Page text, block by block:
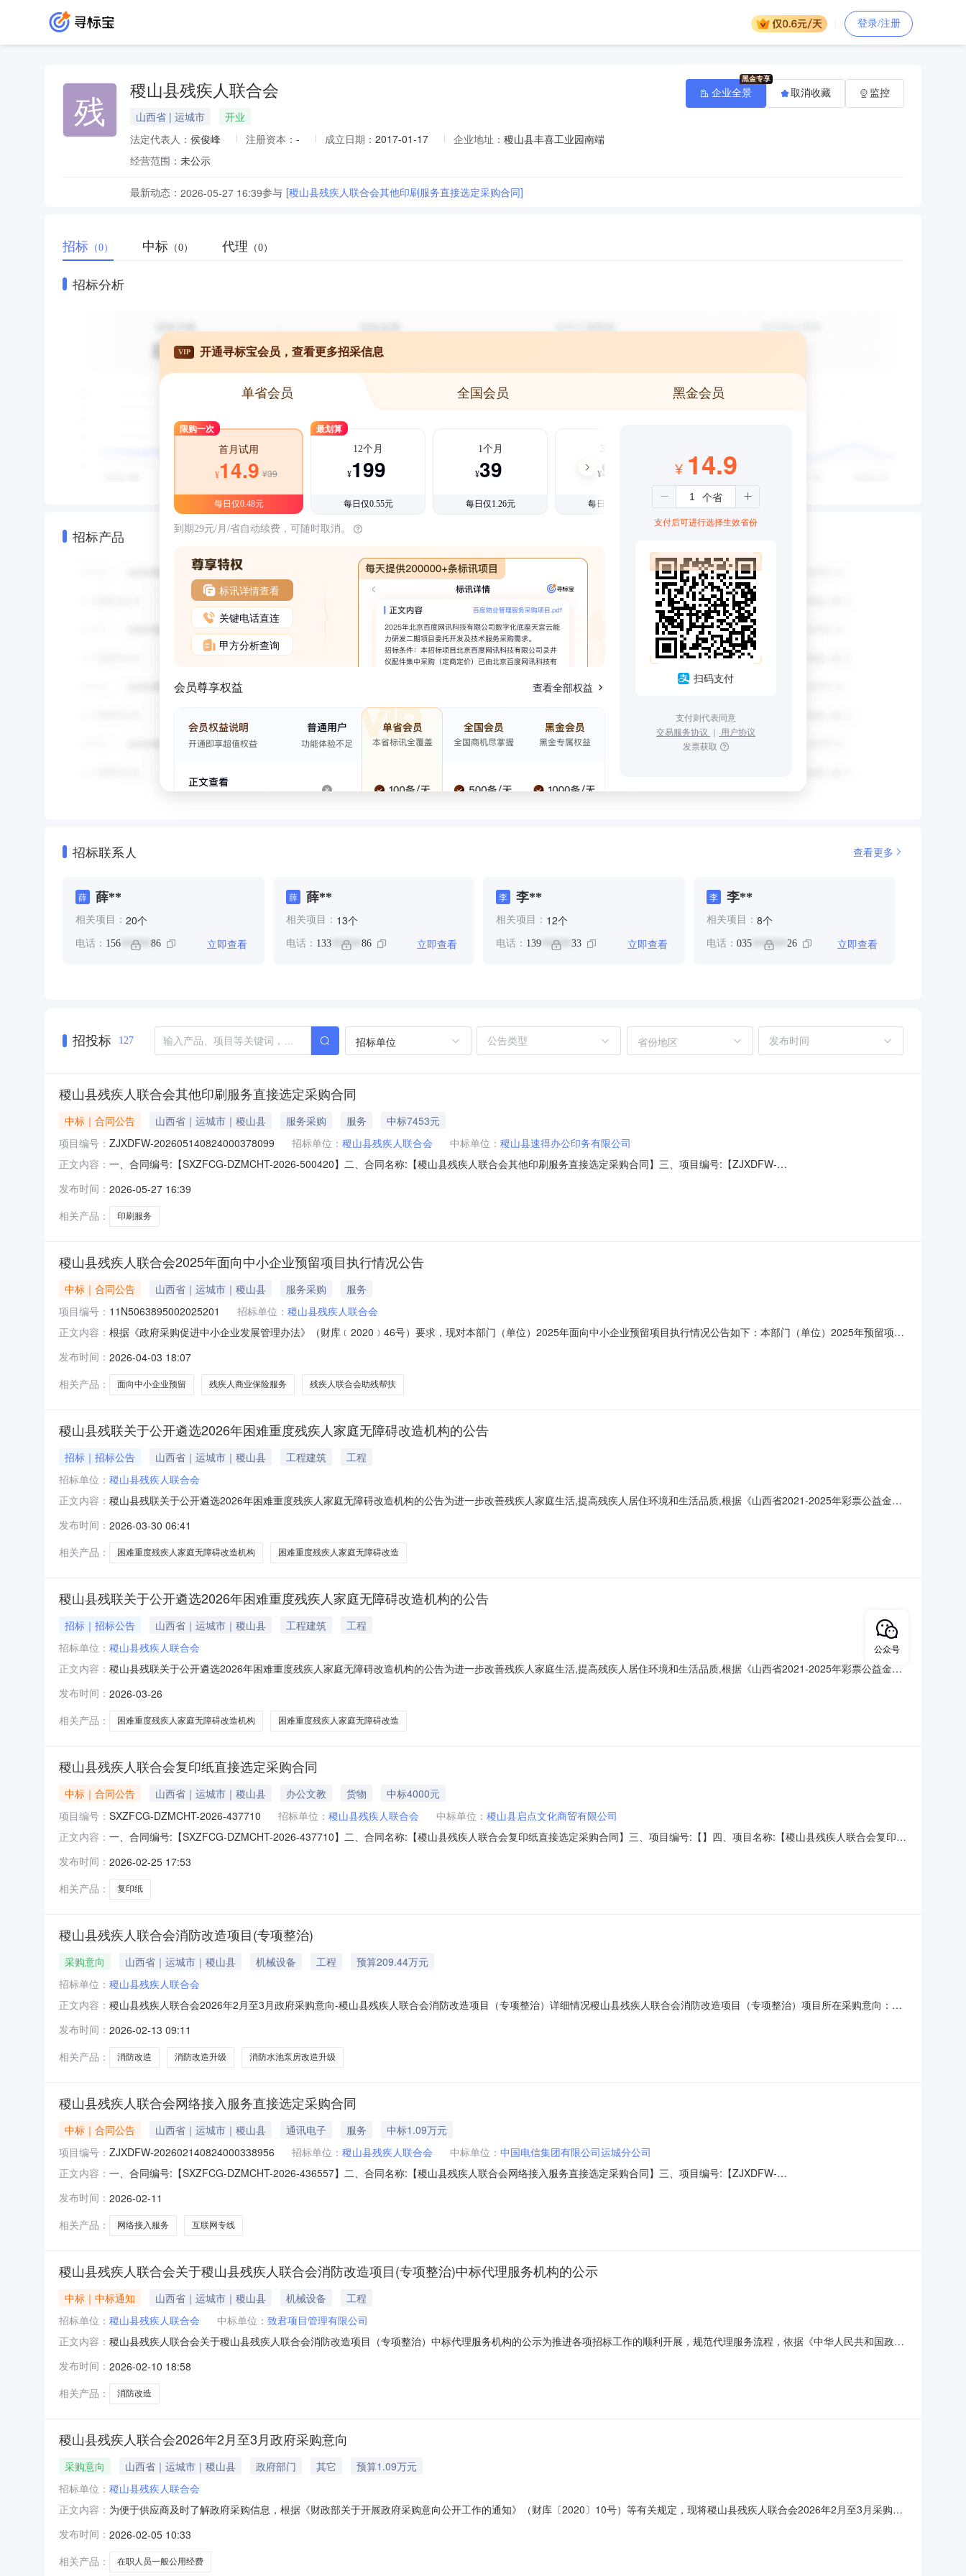
登录/注册
残 稷山县残疾人联合会
山西省 | 运城市
开业
法定代表人： 侯俊峰 注册资本： - 成立日期： 2017-01-17 企业地址： 稷山县丰喜工业园南端
经营范围： 未公示
最新动态： 2026-05-27 16:39参与 [稷山县残疾人联合会其他印刷服务直接选定采购合同]
企业全景 取消收藏 监控
招标 （0） 中标 （0） 代理 （0）
招标分析
招标产品
VIP 开通寻标宝会员，查看更多招采信息
单省会员 全国会员 黑金会员
限购一次
首月试用
¥14.9 ¥39
每日仅0.48元
最划算
12个月
¥199
每日仅0.55元
1个月
¥39
每日仅1.26元
3个月
¥99
每日仅1.08元
到期29元/月/省自动续费，可随时取消。
标讯详情查看
关键电话直连
甲方分析查询
会员尊享权益 查看全部权益
¥ 14.9
支付后可进行选择生效省份
扫码支付
支付则代表同意
交易服务协议 ｜ 用户协议
发票获取
招标联系人 查看更多
薛 薛**
相关项目： 20个
电话： 156 ****** 86 立即查看
薛 薛**
相关项目： 13个
电话： 133****** 86 立即查看
李 李**
相关项目： 12个
电话： 139 ****** 33 立即查看
李 李**
相关项目： 8个
电话： 035******* 26 立即查看
招投标 127 招标单位 省份地区
稷山县残疾人联合会其他印刷服务直接选定采购合同
中标｜合同公告 山西省｜运城市｜稷山县 服务采购 服务
中标7453元
项目编号： ZJXDFW-202605140824000378099 招标单位： 稷山县残疾人联合会 中标单位： 稷山县速得办公印务有限公司
正文内容： 一、合同编号:【SXZFCG-DZMCHT-2026-500420】二、合同名称:【稷山县残疾人联合会其他印刷服务直接选定采购合同】三、项目编号:【ZJXDFW-
县稷峰街东端联系人：李东平供应商（乙方）：【稷山县速得办公印务有限公司】地址：山西省运城市稷山县稷峰西街广场花园小区物业二楼联系人：史红伟六、合同主要信息1、
主要标的信息：主要标的
发布时间： 2026-05-27 16:39
相关产品：
印刷服务
稷山县残疾人联合会2025年面向中小企业预留项目执行情况公告
中标｜合同公告 山西省｜运城市｜稷山县 服务采购
服务
项目编号： 11N5063895002025201 招标单位： 稷山县残疾人联合会
正文内容： 根据《政府采购促进中小企业发展管理办法》（财库﹝2020﹞46号）要求，现对本部门（单位）2025年面向中小企业预留项目执行情况公告如下：本部门（单位）2025年预留项目
同链接1稷山县残疾人商业保险服务项目不预留（预留中小企业的比例：0.00%）0.0000002稷山县2025年残疾人联合会助残帮扶项目采购项目整体预留（预留中小企业的比
发布时间： 2026-04-03 18:07
相关产品：
面向中小企业预留 残疾人商业保险服务 残疾人联合会助残帮扶
稷山县残联关于公开遴选2026年困难重度残疾人家庭无障碍改造机构的公告
招标｜招标公告 山西省｜运城市｜稷山县 工程建筑
工程
招标单位： 稷山县残疾人联合会
正文内容： 稷山县残联关于公开遴选2026年困难重度残疾人家庭无障碍改造机构的公告为进一步改善残疾人家庭生活,提高残疾人居住环境和生活品质,根据《山西省2021-2025年彩票公益金困
的原则，遴选2026年困难重度残疾人家庭无障碍改造项目机构。一、项目概况困难重度残疾人家庭无障碍改造项目，主要为户籍在稷山县的15户困难重度残疾人家庭进行家庭改造
服务，结合残疾人类
发布时间： 2026-03-30 06:41
相关产品：
困难重度残疾人家庭无障碍改造机构 困难重度残疾人家庭无障碍改造
稷山县残联关于公开遴选2026年困难重度残疾人家庭无障碍改造机构的公告
招标｜招标公告 山西省｜运城市｜稷山县 工程建筑
工程
招标单位： 稷山县残疾人联合会
正文内容： 稷山县残联关于公开遴选2026年困难重度残疾人家庭无障碍改造机构的公告为进一步改善残疾人家庭生活,提高残疾人居住环境和生活品质,根据《山西省2021-2025年彩票公益金困
的原则，遴选2026年困难重度残疾人家庭无障碍改造项目机构。一、项目概况困难重度残疾人家庭无障碍改造项目，主要为户籍在稷山县的15户困难重度残疾人家庭进行家庭改造
服务，结合残疾人类
发布时间： 2026-03-26
相关产品：
困难重度残疾人家庭无障碍改造机构 困难重度残疾人家庭无障碍改造
稷山县残疾人联合会复印纸直接选定采购合同
中标｜合同公告 山西省｜运城市｜稷山县 办公文教 货物
中标4000元
项目编号： SXZFCG-DZMCHT-2026-437710 招标单位： 稷山县残疾人联合会 中标单位： 稷山县启点文化商贸有限公司
正文内容： 一、合同编号:【SXZFCG-DZMCHT-2026-437710】二、合同名称:【稷山县残疾人联合会复印纸直接选定采购合同】三、项目编号:【】四、项目名称:【稷山县残疾人联合会复印纸
司】地址：稷峰东街南（稷王广场对面）联系人：刘永芳六、合同主要信息1、主要标的信息：主要标的名称：奥驰优选丽印70gA4规格型号（或服务要求）：参数:系列:无系列;克
数:70g/㎡
发布时间： 2026-02-25 17:53
相关产品：
复印纸
稷山县残疾人联合会消防改造项目(专项整治)
采购意向 山西省｜运城市｜稷山县 机械设备 工程
预算209.44万元
招标单位： 稷山县残疾人联合会
正文内容： 稷山县残疾人联合会2026年2月至3月政府采购意向-稷山县残疾人联合会消防改造项目（专项整治）详细情况稷山县残疾人联合会消防改造项目（专项整治）项目所在采购意向：稷
币)采购品目：采购需求概况：稷山县残疾人联合会消防改造项目（专项整治）1、稷山县残疾人托养中心消防改造升级；2、稷山县残疾人康复中心及综合配套项目消防改造升级；
3、消防水池泵房改造升级
发布时间： 2026-02-13 09:11
相关产品：
消防改造 消防改造升级 消防水池泵房改造升级
稷山县残疾人联合会网络接入服务直接选定采购合同
中标｜合同公告 山西省｜运城市｜稷山县 通讯电子 服务
中标1.09万元
项目编号： ZJXDFW-202602140824000338956 招标单位： 稷山县残疾人联合会 中标单位： 中国电信集团有限公司运城分公司
正文内容： 一、合同编号:【SXZFCG-DZMCHT-2026-436557】二、合同名称:【稷山县残疾人联合会网络接入服务直接选定采购合同】三、项目编号:【ZJXDFW-
县稷峰街东端联系人：李东平供应商（乙方）：【中国电信集团有限公司运城分公司】地址：运城市盐湖区中银北路与涑水西街交叉口西北角联系人：陈娜六、合同主要信息1、主
要标的信息：主要标的名
发布时间： 2026-02-11
相关产品：
网络接入服务 互联网专线
稷山县残疾人联合会关于稷山县残疾人联合会消防改造项目(专项整治)中标代理服务机构的公示
中标｜中标通知 山西省｜运城市｜稷山县 机械设备
工程
招标单位： 稷山县残疾人联合会 中标单位： 致君项目管理有限公司
正文内容： 稷山县残疾人联合会关于稷山县残疾人联合会消防改造项目（专项整治）中标代理服务机构的公示为推进各项招标工作的顺利开展，规范代理服务流程，依据《中华人民共和国政府
截至2月9日，共有四家公司参与申报。为确保遴选结果的公正性，我单位对申报公司的资质条件、过往业务业绩、团队专业构成、服务水平及报价等多个关键维度进行了全面且深入
的审核。经县残联班子会审慎研究、综合评定
发布时间： 2026-02-10 18:58
相关产品：
消防改造
稷山县残疾人联合会2026年2月至3月政府采购意向
采购意向 山西省｜运城市｜稷山县 政府部门 其它
预算1.09万元
招标单位： 稷山县残疾人联合会
正文内容： 为便于供应商及时了解政府采购信息，根据《财政部关于开展政府采购意向公开工作的通知》（财库〔2020〕10号）等有关规定，现将稷山县残疾人联合会2026年2月至3月采购意
人员一般公用经费本次公开的采购意向是本单位政府采购工作的初步安排，具体采购项目情况以相关采购公告和采购文件为准。稷山县残疾人联合会
发布时间： 2026-02-05 10:33
相关产品：
在职人员一般公用经费
公众号